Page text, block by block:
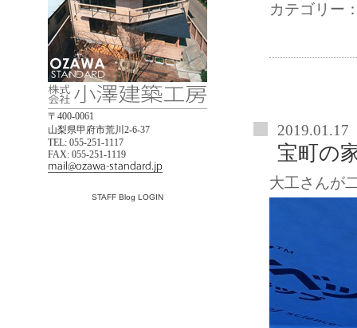
〒400-0061
山梨県甲府市荒川2-6-37
TEL: 055-251-1117
FAX: 055-251-1119
STAFF Blog LOGIN
カテゴリー
2019.01.17
宝町の
大工さんが